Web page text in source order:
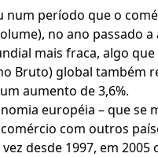
período que o
no ano passado
mais fraca, algo
Bruto) global também
aumento de 3,6%.
européia – que
com outros
desde 1997, em